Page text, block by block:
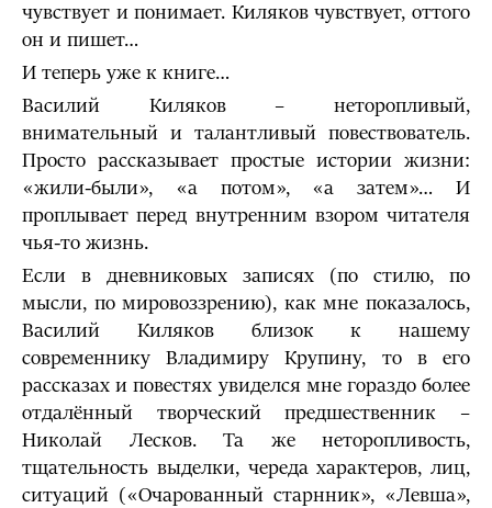
чувствует и понимает. Киляков чувствует, оттого
он и пишет…
И теперь уже к книге…
Василий Киляков – неторопливый,
внимательный и талантливый повествователь.
Просто рассказывает простые истории жизни:
«жили-были», «а потом», «а затем»… И
проплывает перед внутренним взором читателя
чья-то жизнь.
Если в дневниковых записях (по стилю, по
мысли, по мировоззрению), как мне показалось,
Василий Киляков близок к нашему
современнику Владимиру Крупину, то в его
рассказах и повестях увиделся мне гораздо более
отдалённый творческий предшественник –
Николай Лесков. Та же неторопливость,
тщательность выделки, череда характеров, лиц,
ситуаций («Очарованный старнник», «Левша»,